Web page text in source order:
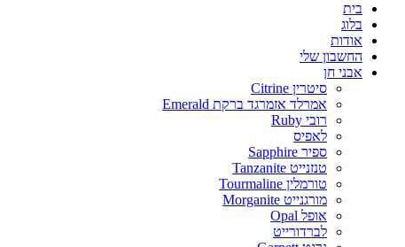
בית
בלוג
אודות
החשבון שלי
אבני חן
סיטרין Citrine
אמרלד אזמרגד ברקת Emerald
רובי Ruby
לאפיס
ספיר Sapphire
טנזנייט Tanzanite
טורמלין Tourmaline
מורגנייט Morganite
אופל Opal
לברדורייט